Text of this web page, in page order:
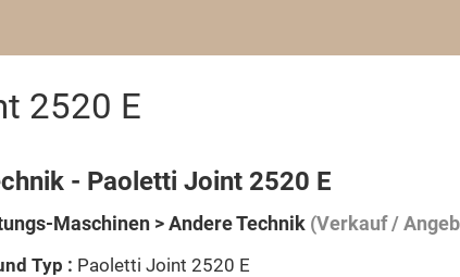
2520 E
- Paoletti Joint 2520 E
Maschinen > Andere Technik (Verkauf /
Typ : Paoletti Joint 2520 E